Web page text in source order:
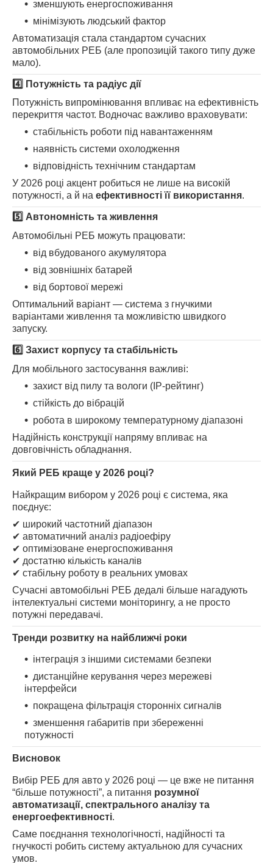
зменшують енергоспоживання
мінімізують людський фактор
Автоматизація стала стандартом сучасних
автомобільних РЕБ (але пропозицій такого типу дуже
мало).
4️⃣ Потужність та радіус дії
Потужність випромінювання впливає на ефективність
перекриття частот. Водночас важливо враховувати:
стабільність роботи під навантаженням
наявність системи охолодження
відповідність технічним стандартам
У 2026 році акцент робиться не лише на високій
потужності, а й на ефективності її використання.
5️⃣ Автономність та живлення
Автомобільні РЕБ можуть працювати:
від вбудованого акумулятора
від зовнішніх батарей
від бортової мережі
Оптимальний варіант — система з гнучкими
варіантами живлення та можливістю швидкого
запуску.
6️⃣ Захист корпусу та стабільність
Для мобільного застосування важливі:
захист від пилу та вологи (IP-рейтинг)
стійкість до вібрацій
робота в широкому температурному діапазоні
Надійність конструкції напряму впливає на
довговічність обладнання.
Який РЕБ краще у 2026 році?
Найкращим вибором у 2026 році є система, яка
поєднує:
✔ широкий частотний діапазон
✔ автоматичний аналіз радіоефіру
✔ оптимізоване енергоспоживання
✔ достатню кількість каналів
✔ стабільну роботу в реальних умовах
Сучасні автомобільні РЕБ дедалі більше нагадують
інтелектуальні системи моніторингу, а не просто
потужні передавачі.
Тренди розвитку на найближчі роки
інтеграція з іншими системами безпеки
дистанційне керування через мережеві
інтерфейси
покращена фільтрація сторонніх сигналів
зменшення габаритів при збереженні
потужності
Висновок
Вибір РЕБ для авто у 2026 році — це вже не питання
“більше потужності”, а питання розумної
автоматизації, спектрального аналізу та
енергоефективності.
Саме поєднання технологічності, надійності та
гнучкості робить систему актуальною для сучасних
умов.